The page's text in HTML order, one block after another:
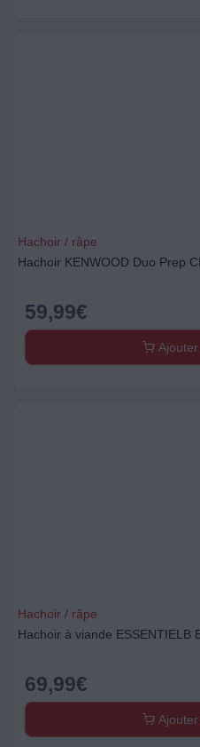
Hachoir / râpe
Hachoir KENWOOD Duo Prep
59,99€
Ajouter
Hachoir / râpe
Hachoir à viande ESSENTIELB
69,99€
Ajouter